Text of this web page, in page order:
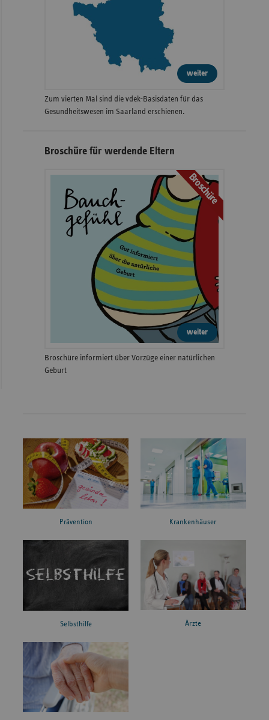
weiter
Zum vierten Mal sind die vdek-Basisdaten für das
Gesundheitswesen im Saarland erschienen.
Broschüre für werdende Eltern
Broschüre
weiter
Broschüre informiert über Vorzüge einer natürlichen
Geburt
Prävention Krankenhäuser
Selbsthilfe Ärzte